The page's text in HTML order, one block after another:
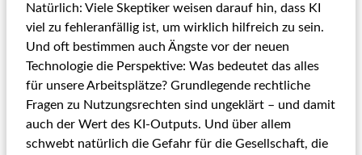
Natürlich: Viele Skeptiker weisen darauf hin, dass KI
viel zu fehleranfällig ist, um wirklich hilfreich zu sein.
Und oft bestimmen auch Ängste vor der neuen
Technologie die Perspektive: Was bedeutet das alles
für unsere Arbeitsplätze? Grundlegende rechtliche
Fragen zu Nutzungsrechten sind ungeklärt – und damit
auch der Wert des KI-Outputs. Und über allem
schwebt natürlich die Gefahr für die Gesellschaft, die